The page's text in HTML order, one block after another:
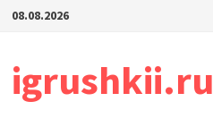
Перейти
08.08.2026
igrushkii.ru